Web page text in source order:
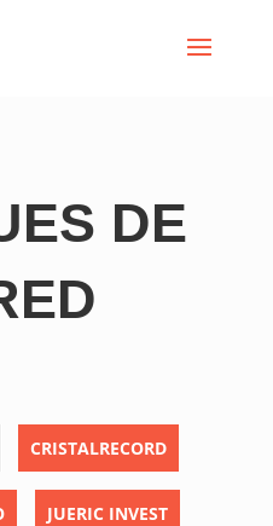
DE
CRISTALRECORD
JUERIC INVEST